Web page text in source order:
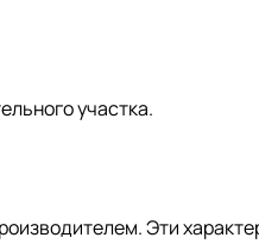
участка.
Эти